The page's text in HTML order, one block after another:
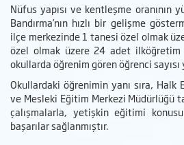
Nüfus yapısı ve kentleşme oranının
Bandırma’nın hızlı bir gelişme
ilçe merkezinde 1 tanesi özel olmak
özel olmak üzere 24 adet ilköğretim
okullarda öğrenim gören öğrenci sayısı
Okullardaki öğrenimin yanı sıra, Halk
ve Mesleki Eğitim Merkezi Müdürlüğü
çalışmalarla, yetişkin eğitimi
başarılar sağlanmıştır.